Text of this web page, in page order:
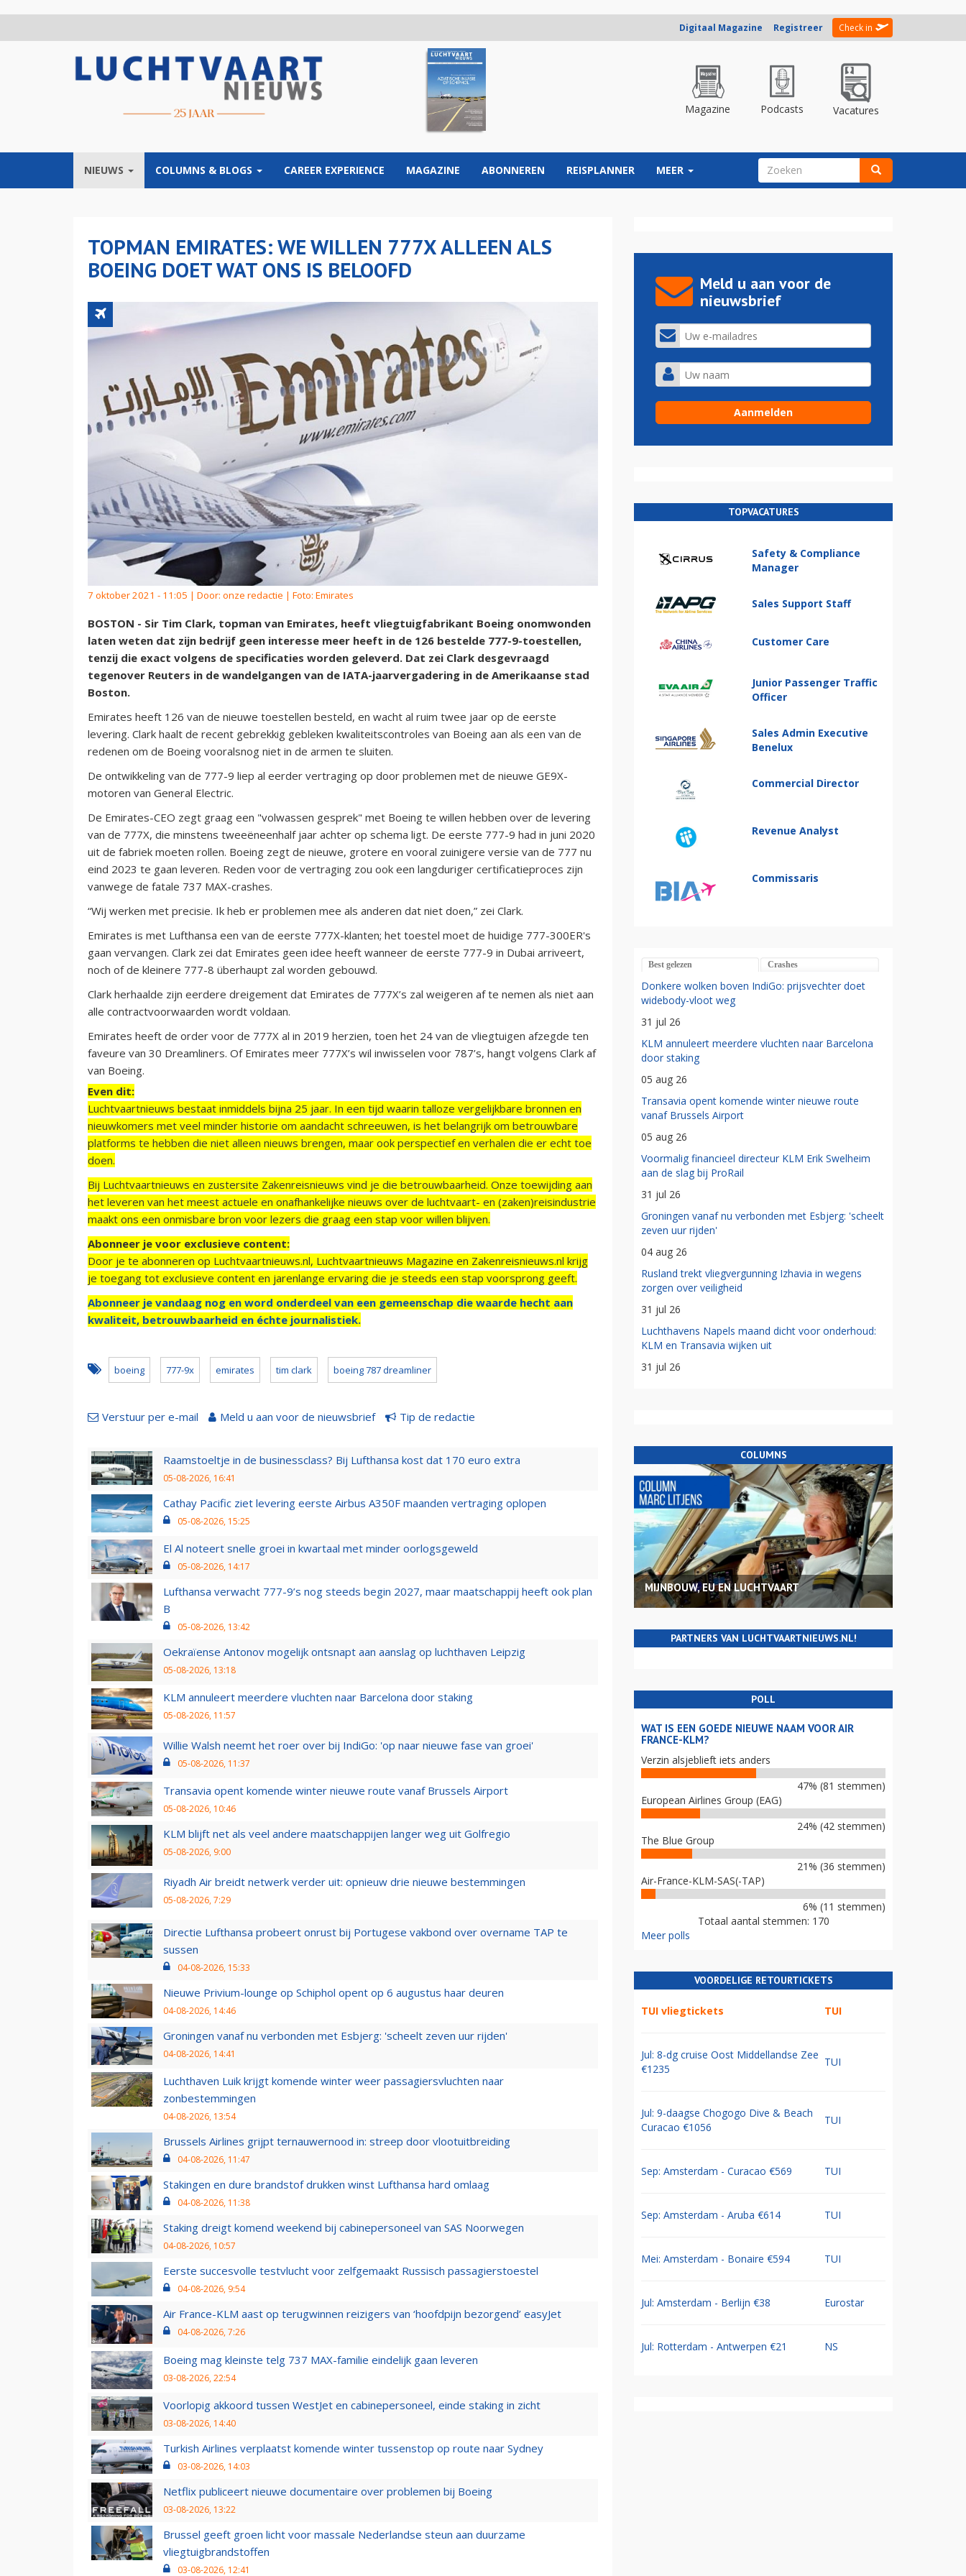
Digitaal Magazine Registreer Check in
Magazine Podcasts Vacatures
NIEUWS COLUMNS & BLOGS CAREER EXPERIENCE MAGAZINE ABONNEREN REISPLANNER MEER ZOEKVELD
TOPMAN EMIRATES: WE WILLEN 777X ALLEEN ALS
BOEING DOET WAT ONS IS BELOOFD
7 oktober 2021 - 11:05 | Door: onze redactie | Foto: Emirates
BOSTON - Sir Tim Clark, topman van Emirates, heeft vliegtuigfabrikant Boeing onomwonden
laten weten dat zijn bedrijf geen interesse meer heeft in de 126 bestelde 777-9-toestellen,
tenzij die exact volgens de specificaties worden geleverd. Dat zei Clark desgevraagd
tegenover Reuters in de wandelgangen van de IATA-jaarvergadering in de Amerikaanse stad
Boston.
Emirates heeft 126 van de nieuwe toestellen besteld, en wacht al ruim twee jaar op de eerste
levering. Clark haalt de recent gebrekkig gebleken kwaliteitscontroles van Boeing aan als een van de
redenen om de Boeing vooralsnog niet in de armen te sluiten.
De ontwikkeling van de 777-9 liep al eerder vertraging op door problemen met de nieuwe GE9X-
motoren van General Electric.
De Emirates-CEO zegt graag een "volwassen gesprek" met Boeing te willen hebben over de levering
van de 777X, die minstens tweeëneenhalf jaar achter op schema ligt. De eerste 777-9 had in juni 2020
uit de fabriek moeten rollen. Boeing zegt de nieuwe, grotere en vooral zuinigere versie van de 777 nu
eind 2023 te gaan leveren. Reden voor de vertraging zou ook een langduriger certificatieproces zijn
vanwege de fatale 737 MAX-crashes.
“Wij werken met precisie. Ik heb er problemen mee als anderen dat niet doen,” zei Clark.
Emirates is met Lufthansa een van de eerste 777X-klanten; het toestel moet de huidige 777-300ER's
gaan vervangen. Clark zei dat Emirates geen idee heeft wanneer de eerste 777-9 in Dubai arriveert,
noch of de kleinere 777-8 überhaupt zal worden gebouwd.
Clark herhaalde zijn eerdere dreigement dat Emirates de 777X’s zal weigeren af te nemen als niet aan
alle contractvoorwaarden wordt voldaan.
Emirates heeft de order voor de 777X al in 2019 herzien, toen het 24 van de vliegtuigen afzegde ten
faveure van 30 Dreamliners. Of Emirates meer 777X’s wil inwisselen voor 787’s, hangt volgens Clark af
van Boeing.
Even dit:
Luchtvaartnieuws bestaat inmiddels bijna 25 jaar. In een tijd waarin talloze vergelijkbare bronnen en
nieuwkomers met veel minder historie om aandacht schreeuwen, is het belangrijk om betrouwbare
platforms te hebben die niet alleen nieuws brengen, maar ook perspectief en verhalen die er echt toe
doen.
Bij Luchtvaartnieuws en zustersite Zakenreisnieuws vind je die betrouwbaarheid. Onze toewijding aan
het leveren van het meest actuele en onafhankelijke nieuws over de luchtvaart- en (zaken)reisindustrie
maakt ons een onmisbare bron voor lezers die graag een stap voor willen blijven.
Abonneer je voor exclusieve content:
Door je te abonneren op Luchtvaartnieuws.nl, Luchtvaartnieuws Magazine en Zakenreisnieuws.nl krijg
je toegang tot exclusieve content en jarenlange ervaring die je steeds een stap voorsprong geeft.
Abonneer je vandaag nog en word onderdeel van een gemeenschap die waarde hecht aan
kwaliteit, betrouwbaarheid en échte journalistiek.
boeing 777-9x emirates tim clark boeing 787 dreamliner
Verstuur per e-mail Meld u aan voor de nieuwsbrief Tip de redactie
Raamstoeltje in de businessclass? Bij Lufthansa kost dat 170 euro extra
05-08-2026, 16:41
Cathay Pacific ziet levering eerste Airbus A350F maanden vertraging oplopen
05-08-2026, 15:25
El Al noteert snelle groei in kwartaal met minder oorlogsgeweld
05-08-2026, 14:17
Lufthansa verwacht 777-9’s nog steeds begin 2027, maar maatschappij heeft ook plan
B
05-08-2026, 13:42
Oekraïense Antonov mogelijk ontsnapt aan aanslag op luchthaven Leipzig
05-08-2026, 13:18
KLM annuleert meerdere vluchten naar Barcelona door staking
05-08-2026, 11:57
Willie Walsh neemt het roer over bij IndiGo: 'op naar nieuwe fase van groei'
05-08-2026, 11:37
Transavia opent komende winter nieuwe route vanaf Brussels Airport
05-08-2026, 10:46
KLM blijft net als veel andere maatschappijen langer weg uit Golfregio
05-08-2026, 9:00
Riyadh Air breidt netwerk verder uit: opnieuw drie nieuwe bestemmingen
05-08-2026, 7:29
Directie Lufthansa probeert onrust bij Portugese vakbond over overname TAP te
sussen
04-08-2026, 15:33
Nieuwe Privium-lounge op Schiphol opent op 6 augustus haar deuren
04-08-2026, 14:46
Groningen vanaf nu verbonden met Esbjerg: 'scheelt zeven uur rijden'
04-08-2026, 14:41
Luchthaven Luik krijgt komende winter weer passagiersvluchten naar
zonbestemmingen
04-08-2026, 13:54
Brussels Airlines grijpt ternauwernood in: streep door vlootuitbreiding
04-08-2026, 11:47
Stakingen en dure brandstof drukken winst Lufthansa hard omlaag
04-08-2026, 11:38
Staking dreigt komend weekend bij cabinepersoneel van SAS Noorwegen
04-08-2026, 10:57
Eerste succesvolle testvlucht voor zelfgemaakt Russisch passagierstoestel
04-08-2026, 9:54
Air France-KLM aast op terugwinnen reizigers van ‘hoofdpijn bezorgend’ easyJet
04-08-2026, 7:26
Boeing mag kleinste telg 737 MAX-familie eindelijk gaan leveren
03-08-2026, 22:54
Voorlopig akkoord tussen WestJet en cabinepersoneel, einde staking in zicht
03-08-2026, 14:40
Turkish Airlines verplaatst komende winter tussenstop op route naar Sydney
03-08-2026, 14:03
Netflix publiceert nieuwe documentaire over problemen bij Boeing
03-08-2026, 13:22
Brussel geeft groen licht voor massale Nederlandse steun aan duurzame
vliegtuigbrandstoffen
03-08-2026, 12:41
Meld u aan voor de
nieuwsbrief
TOPVACATURES
Safety & Compliance
Manager
Sales Support Staff
Customer Care
Junior Passenger Traffic
Officer
Sales Admin Executive
Benelux
Commercial Director
Revenue Analyst
Commissaris
Best gelezen Crashes
Donkere wolken boven IndiGo: prijsvechter doet
widebody-vloot weg
31 jul 26
KLM annuleert meerdere vluchten naar Barcelona
door staking
05 aug 26
Transavia opent komende winter nieuwe route
vanaf Brussels Airport
05 aug 26
Voormalig financieel directeur KLM Erik Swelheim
aan de slag bij ProRail
31 jul 26
Groningen vanaf nu verbonden met Esbjerg: 'scheelt
zeven uur rijden'
04 aug 26
Rusland trekt vliegvergunning Izhavia in wegens
zorgen over veiligheid
31 jul 26
Luchthavens Napels maand dicht voor onderhoud:
KLM en Transavia wijken uit
31 jul 26
COLUMNS
MIJNBOUW, EU EN LUCHTVAART
PARTNERS VAN LUCHTVAARTNIEUWS.NL!
POLL
WAT IS EEN GOEDE NIEUWE NAAM VOOR AIR
FRANCE-KLM?
Verzin alsjeblieft iets anders
47% (81 stemmen)
European Airlines Group (EAG)
24% (42 stemmen)
The Blue Group
21% (36 stemmen)
Air-France-KLM-SAS(-TAP)
6% (11 stemmen)
Totaal aantal stemmen: 170
Meer polls
VOORDELIGE RETOURTICKETS
TUI vliegtickets TUI
Jul: 8-dg cruise Oost Middellandse Zee
€1235
TUI
Jul: 9-daagse Chogogo Dive & Beach
Curacao €1056
TUI
Sep: Amsterdam - Curacao €569 TUI
Sep: Amsterdam - Aruba €614 TUI
Mei: Amsterdam - Bonaire €594 TUI
Jul: Amsterdam - Berlijn €38 Eurostar
Jul: Rotterdam - Antwerpen €21 NS